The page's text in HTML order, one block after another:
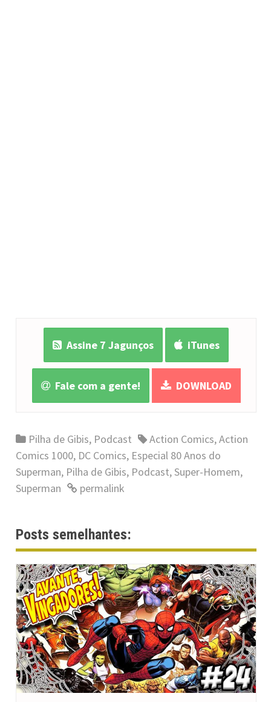
Assine 7 Jagunços iTunes
Fale com a gente! DOWNLOAD
Pilha de Gibis, Podcast Action Comics,Action
Comics 1000, DC Comics, Especial 80 Anos do
Superman, Pilha de Gibis, Podcast,Super-Homem,
Superman
permalink
Posts semelhantes: